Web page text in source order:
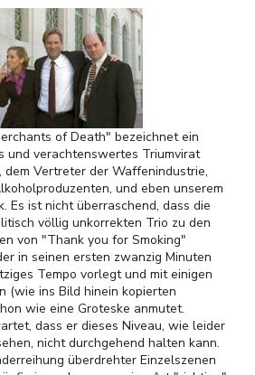
of Death" bezeichnet ein
und verachtenswertes Triumvirat
dem Vertreter der Waffenindustrie,
und eben unserem
Es ist nicht überraschend, dass die
völlig unkorrekten Trio zu den
von "Thank you for Smoking"
in seinen ersten zwanzig Minuten
Tempo vorlegt und mit einigen
(wie ins Bild hinein kopierten
wie eine Groteske anmutet.
dass er dieses Niveau, wie leider
nicht durchgehend halten kann.
überdrehter Einzelszenen